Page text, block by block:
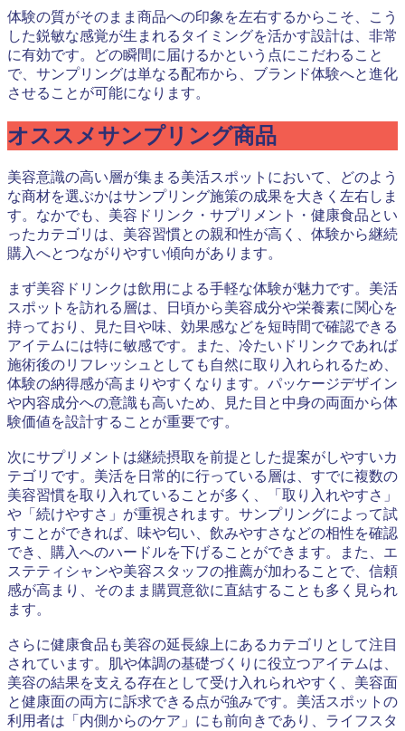
体験の質がそのまま商品への印象を左右するからこそ、こう
した鋭敏な感覚が生まれるタイミングを活かす設計は、非常
に有効です。どの瞬間に届けるかという点にこだわること
で、サンプリングは単なる配布から、ブランド体験へと進化
させることが可能になります。
オススメサンプリング商品
美容意識の高い層が集まる美活スポットにおいて、どのよう
な商材を選ぶかはサンプリング施策の成果を大きく左右しま
す。なかでも、美容ドリンク・サプリメント・健康食品とい
ったカテゴリは、美容習慣との親和性が高く、体験から継続
購入へとつながりやすい傾向があります。
まず美容ドリンクは飲用による手軽な体験が魅力です。美活
スポットを訪れる層は、日頃から美容成分や栄養素に関心を
持っており、見た目や味、効果感などを短時間で確認できる
アイテムには特に敏感です。また、冷たいドリンクであれば
施術後のリフレッシュとしても自然に取り入れられるため、
体験の納得感が高まりやすくなります。パッケージデザイン
や内容成分への意識も高いため、見た目と中身の両面から体
験価値を設計することが重要です。
次にサプリメントは継続摂取を前提とした提案がしやすいカ
テゴリです。美活を日常的に行っている層は、すでに複数の
美容習慣を取り入れていることが多く、「取り入れやすさ」
や「続けやすさ」が重視されます。サンプリングによって試
すことができれば、味や匂い、飲みやすさなどの相性を確認
でき、購入へのハードルを下げることができます。また、エ
ステティシャンや美容スタッフの推薦が加わることで、信頼
感が高まり、そのまま購買意欲に直結することも多く見られ
ます。
さらに健康食品も美容の延長線上にあるカテゴリとして注目
されています。肌や体調の基礎づくりに役立つアイテムは、
美容の結果を支える存在として受け入れられやすく、美容面
と健康面の両方に訴求できる点が強みです。美活スポットの
利用者は「内側からのケア」にも前向きであり、ライフスタ